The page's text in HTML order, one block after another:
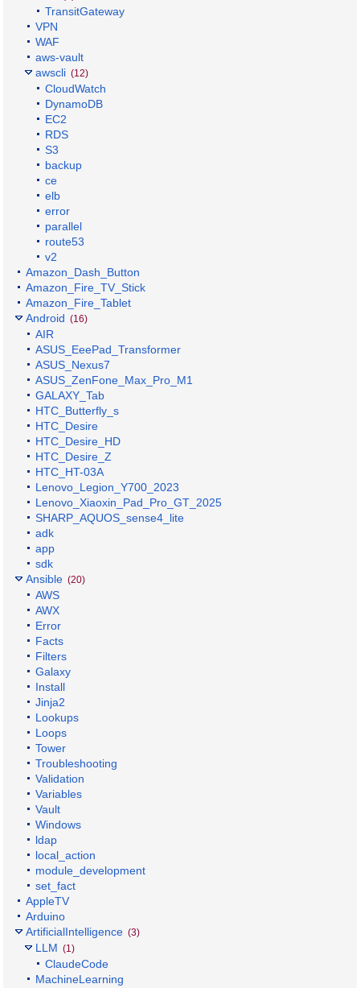
TransitGateway
VPN
WAF
aws-vault
awscli (12)
CloudWatch
DynamoDB
EC2
RDS
S3
backup
ce
elb
error
parallel
route53
v2
Amazon_Dash_Button
Amazon_Fire_TV_Stick
Amazon_Fire_Tablet
Android (16)
AIR
ASUS_EeePad_Transformer
ASUS_Nexus7
ASUS_ZenFone_Max_Pro_M1
GALAXY_Tab
HTC_Butterfly_s
HTC_Desire
HTC_Desire_HD
HTC_Desire_Z
HTC_HT-03A
Lenovo_Legion_Y700_2023
Lenovo_Xiaoxin_Pad_Pro_GT_2025
SHARP_AQUOS_sense4_lite
adk
app
sdk
Ansible (20)
AWS
AWX
Error
Facts
Filters
Galaxy
Install
Jinja2
Lookups
Loops
Tower
Troubleshooting
Validation
Variables
Vault
Windows
ldap
local_action
module_development
set_fact
AppleTV
Arduino
ArtificialIntelligence (3)
LLM (1)
ClaudeCode
MachineLearning